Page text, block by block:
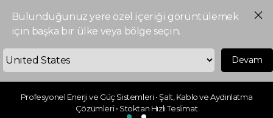
Bulunduğunuz yere özel içeriği görüntülemek
için başka bir ülke veya bölge seçin.
Devam
Profesyonel Enerji ve Güç Sistemleri • Şalt, Kablo ve Aydınlatma
Çözümleri • Stoktan Hızlı Teslimat